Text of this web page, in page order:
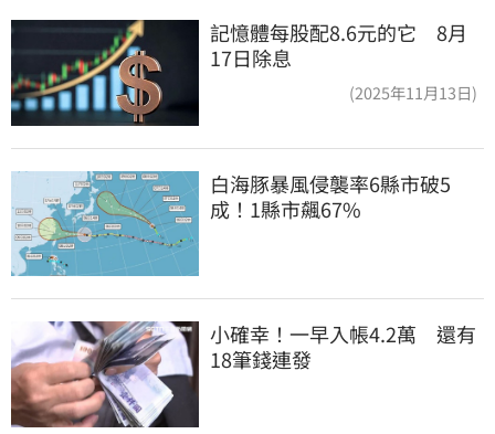
記憶體每股配8.6元的它 8月
17日除息
(2025年11月13日)
白海豚暴風侵襲率6縣市破5
成！1縣市飆67%
小確幸！一早入帳4.2萬　還有
18筆錢連發